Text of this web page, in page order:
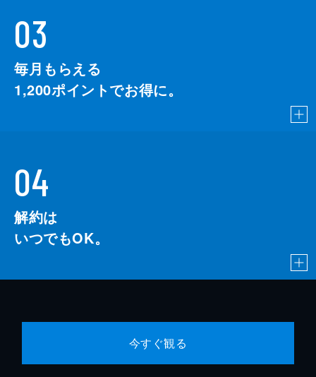
03
毎月もらえる
1,200ポイントでお得に。
04
解約は
いつでもOK。
今すぐ観る